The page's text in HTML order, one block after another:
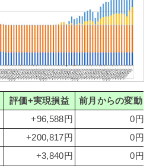
評価+実現損益
前月からの変動
+96,588円
0円
+200,817円
0円
+3,840円
0円